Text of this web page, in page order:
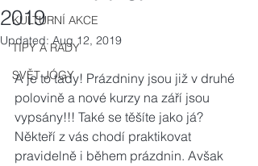
KULTURNÍ AKCE
TIPY A RADY
SVĚT JÓGY
2019
Updated:Aug 12, 2019
A je to tady! Prázdniny jsou již v druhé
polovině a nové kurzy na září jsou
vypsány!!! Také se těšíte jako já?
Někteří z vás chodí praktikovat
pravidelně i během prázdnin. Avšak